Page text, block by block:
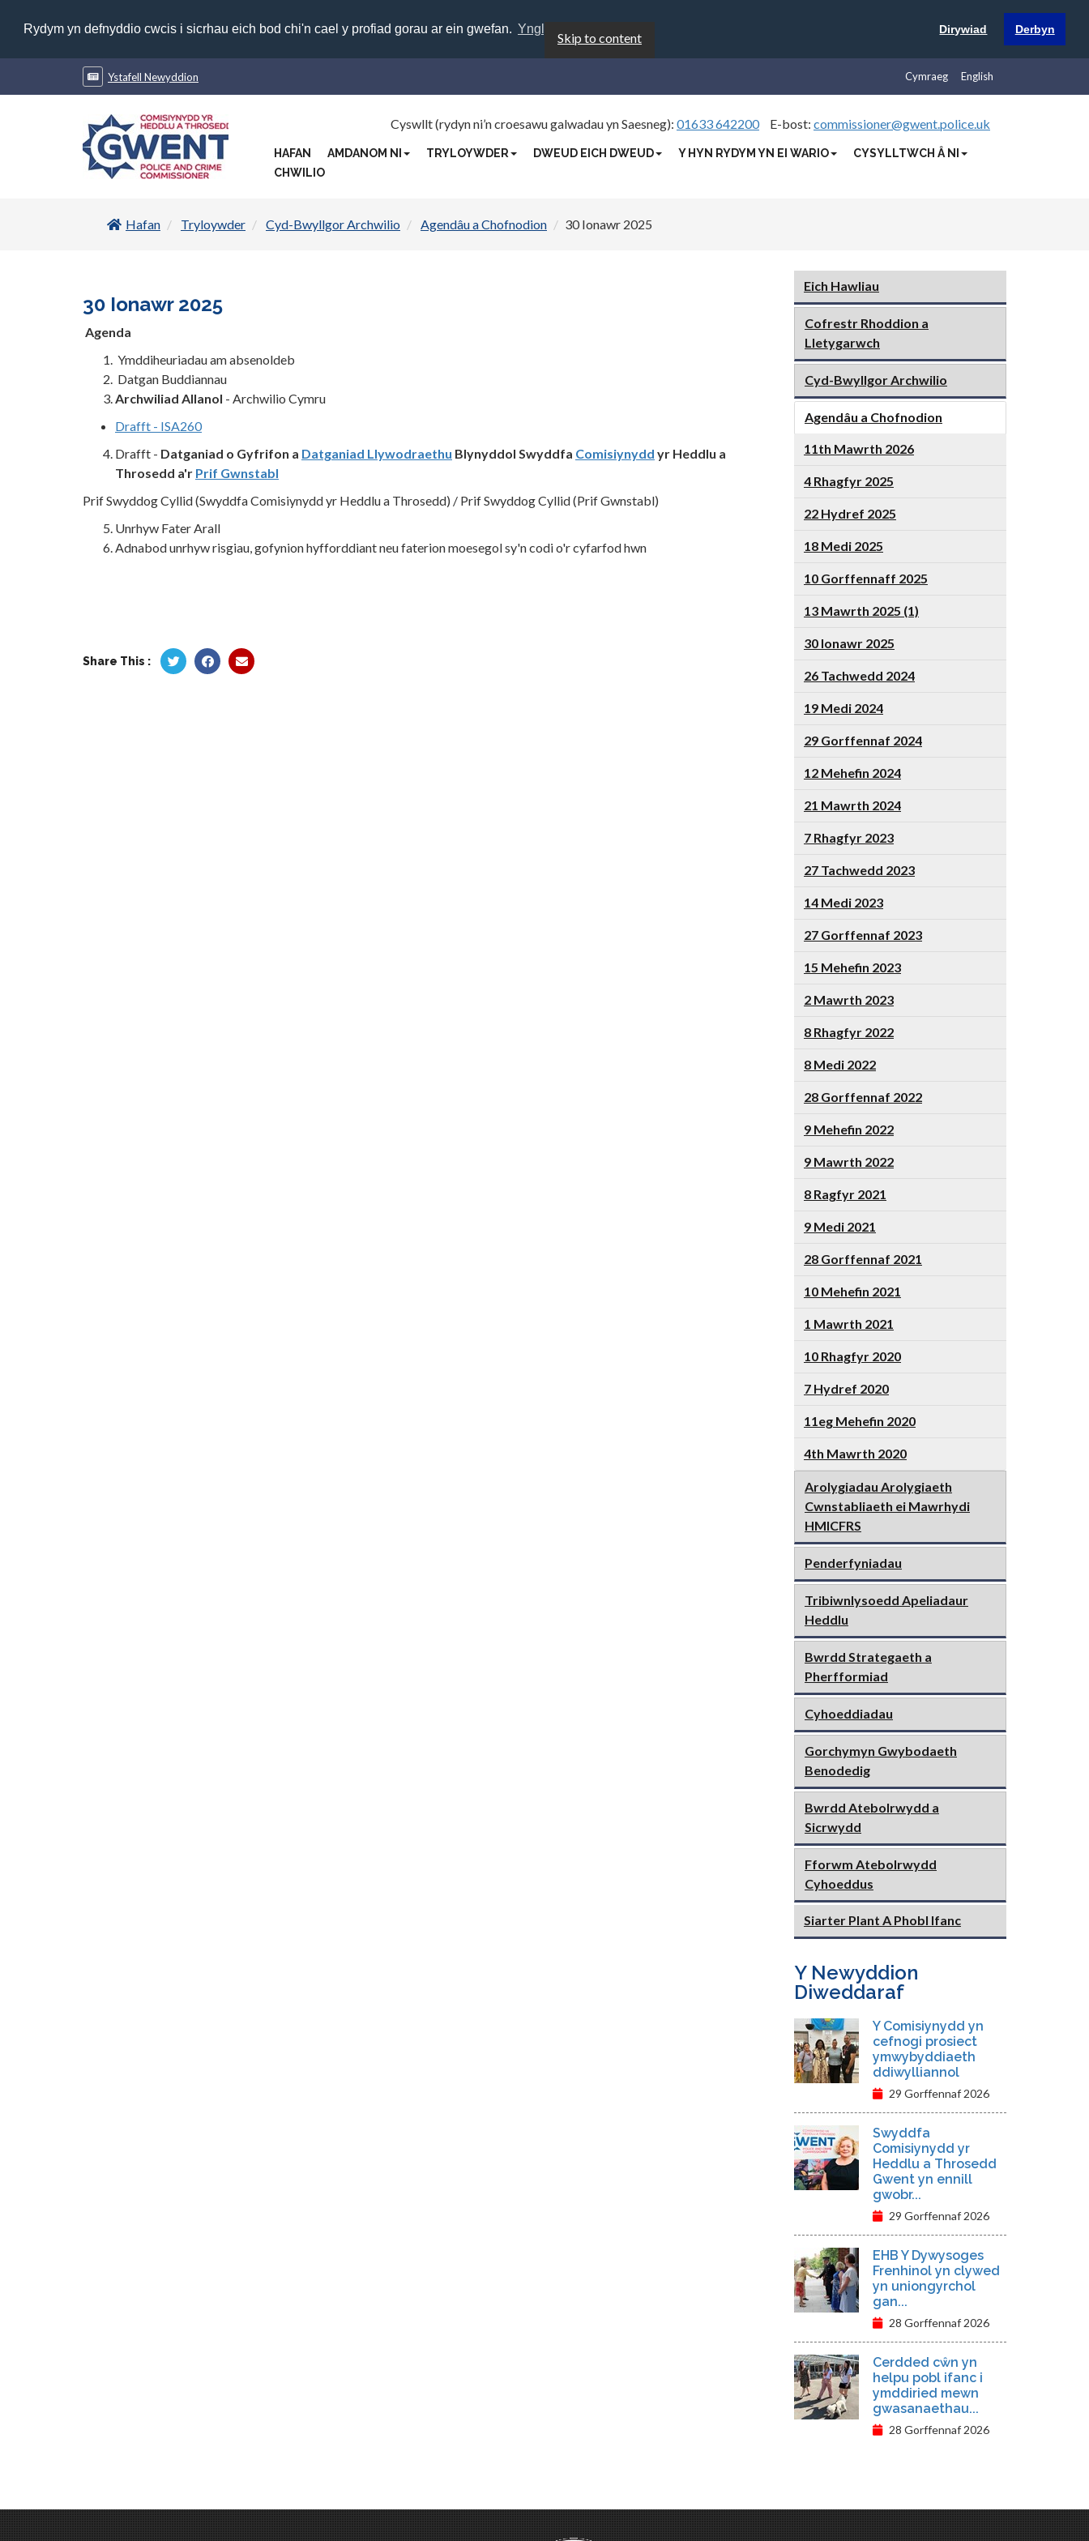
Rydym yn defnyddio cwcis i sicrhau eich bod chi'n cael y profiad gorau ar ein gwefan. Ynglŷn â chwcis Dirywiad Derbyn
Skip to content
Ystafell Newyddion English
Cymraeg
Cyswllt (rydyn ni’n croesawu galwadau yn Saesneg): 01633 642200 E-bost: commissioner@gwent.police.uk
HAFAN AMDANOM NI TRYLOYWDER DWEUD EICH DWEUD Y HYN RYDYM YN EI WARIO
CYSYLLTWCH Â NI
CHWILIO
Hafan Tryloywder Cyd-Bwyllgor Archwilio Agendâu a Chofnodion 30 Ionawr 2025
30 Ionawr 2025
Agenda
Ymddiheuriadau am absenoldeb
Datgan Buddiannau
Archwiliad Allanol - Archwilio Cymru
Drafft - ISA260
Drafft - Datganiad o Gyfrifon a Datganiad Llywodraethu Blynyddol Swyddfa Comisiynydd yr Heddlu a
Throsedd a'r Prif Gwnstabl
Prif Swyddog Cyllid (Swyddfa Comisiynydd yr Heddlu a Throsedd) / Prif Swyddog Cyllid (Prif Gwnstabl)
Unrhyw Fater Arall
Adnabod unrhyw risgiau, gofynion hyfforddiant neu faterion moesegol sy'n codi o'r cyfarfod hwn
Share This :
Eich Hawliau
Cofrestr Rhoddion a
Lletygarwch
Cyd-Bwyllgor Archwilio
Agendâu a Chofnodion
11th Mawrth 2026
4 Rhagfyr 2025
22 Hydref 2025
18 Medi 2025
10 Gorffennaff 2025
13 Mawrth 2025 (1)
30 Ionawr 2025
26 Tachwedd 2024
19 Medi 2024
29 Gorffennaf 2024
12 Mehefin 2024
21 Mawrth 2024
7 Rhagfyr 2023
27 Tachwedd 2023
14 Medi 2023
27 Gorffennaf 2023
15 Mehefin 2023
2 Mawrth 2023
8 Rhagfyr 2022
8 Medi 2022
28 Gorffennaf 2022
9 Mehefin 2022
9 Mawrth 2022
8 Ragfyr 2021
9 Medi 2021
28 Gorffennaf 2021
10 Mehefin 2021
1 Mawrth 2021
10 Rhagfyr 2020
7 Hydref 2020
11eg Mehefin 2020
4th Mawrth 2020
Arolygiadau Arolygiaeth
Cwnstabliaeth ei Mawrhydi
HMICFRS
Penderfyniadau
Tribiwnlysoedd Apeliadaur
Heddlu
Bwrdd Strategaeth a
Pherfformiad
Cyhoeddiadau
Gorchymyn Gwybodaeth
Benodedig
Bwrdd Atebolrwydd a
Sicrwydd
Fforwm Atebolrwydd
Cyhoeddus
Siarter Plant A Phobl Ifanc
Y Newyddion
Diweddaraf
Y Comisiynydd yn
cefnogi prosiect
ymwybyddiaeth
ddiwylliannol
29 Gorffennaf 2026
Swyddfa
Comisiynydd yr
Heddlu a Throsedd
Gwent yn ennill
gwobr...
29 Gorffennaf 2026
EHB Y Dywysoges
Frenhinol yn clywed
yn uniongyrchol
gan...
28 Gorffennaf 2026
Cerdded cŵn yn
helpu pobl ifanc i
ymddiried mewn
gwasanaethau...
28 Gorffennaf 2026